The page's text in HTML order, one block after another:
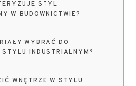
STYL
W BUDOWNICTWIE?
WYBRAĆ DO
STYLU INDUSTRIALNYM?
WNĘTRZE W STYLU